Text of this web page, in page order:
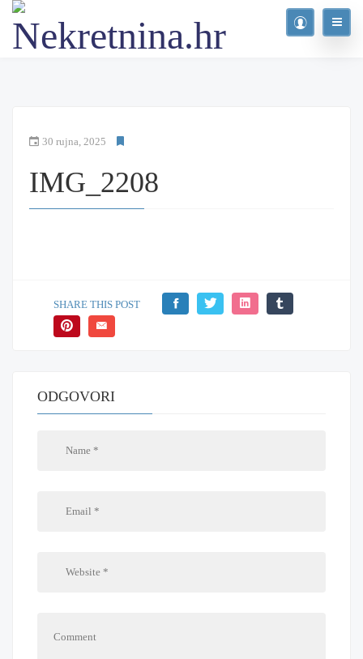
30 rujna, 2025
IMG_2208
SHARE THIS POST
ODGOVORI